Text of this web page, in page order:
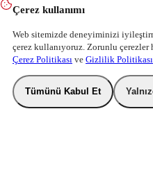
Çerez kullanımı
Web sitemizde deneyiminizi
çerez kullanıyoruz. Zorunlu çerezler
Çerez Politikası ve Gizlilik Politikası
Tümünü Kabul Et